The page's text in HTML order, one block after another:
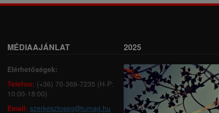
MÉDIAAJÁNLAT
Elérhetőségek:
Telefon: (+36) 70-369-7235 (H-P:
10:00-18:00)
Email: szerkesztoseg@tumag.hu
2025